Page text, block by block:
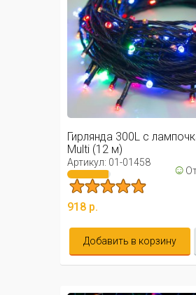
Гирлянда 300L с
Multi (12 м)
Артикул: 01-01458 ☺
918 р.
Добавить в корзину